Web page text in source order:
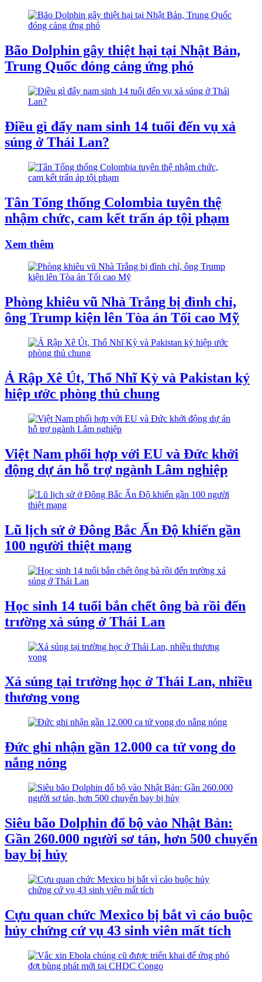
Bão Dolphin gây thiệt hại tại Nhật Bản,
Trung Quốc đóng cảng ứng phó
Điều gì đẩy nam sinh 14 tuổi đến vụ xả
súng ở Thái Lan?
Tân Tổng thống Colombia tuyên thệ
nhậm chức, cam kết trấn áp tội phạm
Xem thêm
Phòng khiêu vũ Nhà Trắng bị đình chỉ,
ông Trump kiện lên Tòa án Tối cao Mỹ
Ả Rập Xê Út, Thổ Nhĩ Kỳ và Pakistan ký
hiệp ước phòng thủ chung
Việt Nam phối hợp với EU và Đức khởi
động dự án hỗ trợ ngành Lâm nghiệp
Lũ lịch sử ở Đông Bắc Ấn Độ khiến gần
100 người thiệt mạng
Học sinh 14 tuổi bắn chết ông bà rồi đến
trường xả súng ở Thái Lan
Xả súng tại trường học ở Thái Lan, nhiều
thương vong
Đức ghi nhận gần 12.000 ca tử vong do
nắng nóng
Siêu bão Dolphin đổ bộ vào Nhật Bản:
Gần 260.000 người sơ tán, hơn 500 chuyến
bay bị hủy
Cựu quan chức Mexico bị bắt vì cáo buộc
hủy chứng cứ vụ 43 sinh viên mất tích